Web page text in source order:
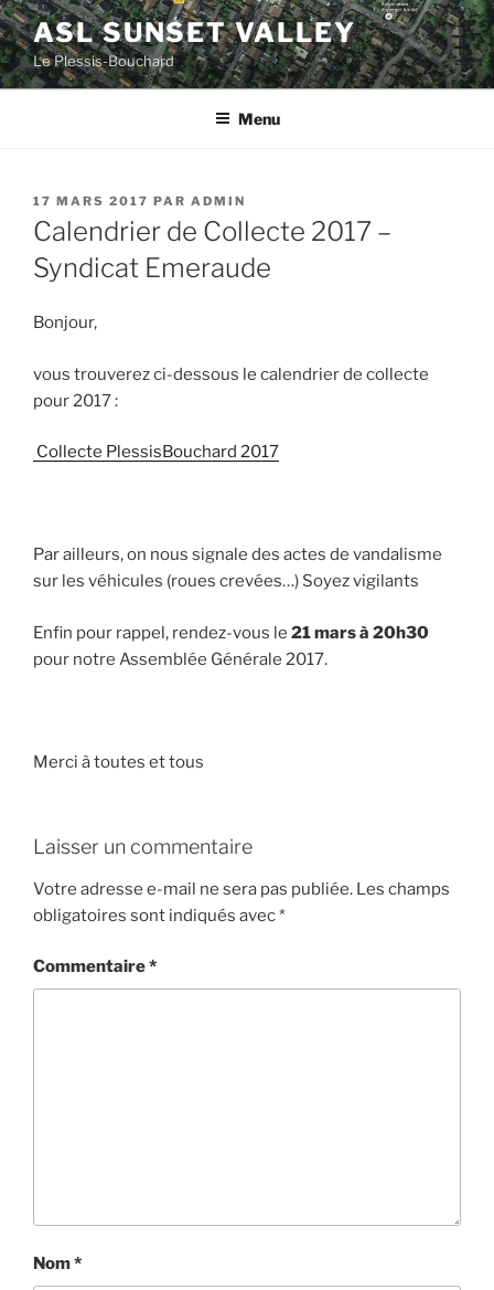
Aller
au
contenu
principal
ASL SUNSET VALLEY
Le Plessis-Bouchard
Menu
PUBLIÉ
LE
17 MARS 2017 PAR ADMIN
Calendrier de Collecte 2017 –
Syndicat Emeraude
Bonjour,
vous trouverez ci-dessous le calendrier de collecte
pour 2017 :
Collecte PlessisBouchard 2017
Par ailleurs, on nous signale des actes de vandalisme
sur les véhicules (roues crevées…) Soyez vigilants
Enfin pour rappel, rendez-vous le 21 mars à 20h30
pour notre Assemblée Générale 2017.
Merci à toutes et tous
Laisser un commentaire
Votre adresse e-mail ne sera pas publiée. Les champs
obligatoires sont indiqués avec*
Commentaire*
Nom*